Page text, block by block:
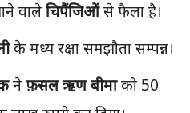
वालेचिपैंजिओंसे फैला है।
के मध्य रक्षा समझौता सम्पन्न।
नेफ़सलऋणबीमाको 50